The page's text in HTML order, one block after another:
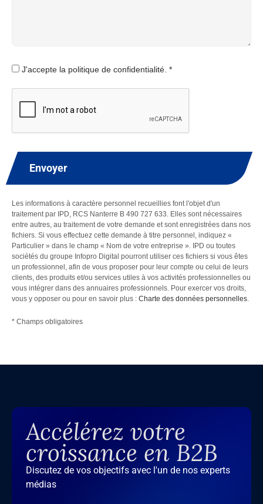
J'accepte la politique de confidentialité. *
Envoyer
Les informations à caractère personnel recueillies font l'objet d'un
traitement par IPD, RCS Nanterre B 490 727 633. Elles sont nécessaires
entre autres, au traitement de votre demande et sont enregistrées dans nos
fichiers. Si vous effectuez cette demande à titre personnel, indiquez «
Particulier » dans le champ « Nom de votre entreprise ». IPD ou toutes
sociétés du groupe Infopro Digital pourront utiliser ces fichiers si vous êtes
un professionnel, afin de vous proposer pour leur compte ou celui de leurs
clients, des produits et/ou services utiles à vos activités professionnelles ou
vous intégrer dans des annuaires professionnels. Pour exercer vos droits,
vous y opposer ou pour en savoir plus : Charte des données personnelles.
* Champs obligatoires
Accélérez votre
croissance en B2B
Discutez de vos objectifs avec l'un de nos experts
médias